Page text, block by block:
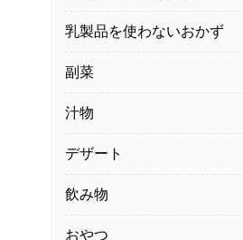
乳製品を使わないおかず
副菜
汁物
デザート
飲み物
おやつ